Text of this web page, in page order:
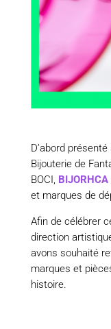
D’abord
Bijouterie de
BOCI, BIJORHCA
et marques de
Afin de célébrer
direction
avons souhaité
marques et
histoire.